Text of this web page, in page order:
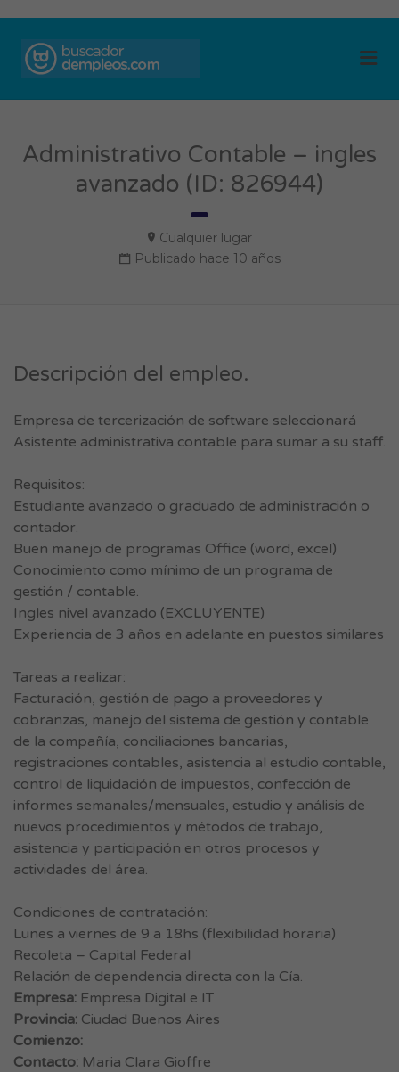
Administrativo Contable – ingles
avanzado (ID: 826944)
Cualquier lugar
Publicado hace 10 años
Descripción del empleo.
Empresa de tercerización de software seleccionará
Asistente administrativa contable para sumar a su staff.
Requisitos:
Estudiante avanzado o graduado de administración o
contador.
Buen manejo de programas Office (word, excel)
Conocimiento como mínimo de un programa de
gestión / contable.
Ingles nivel avanzado (EXCLUYENTE)
Experiencia de 3 años en adelante en puestos similares
Tareas a realizar:
Facturación, gestión de pago a proveedores y
cobranzas, manejo del sistema de gestión y contable
de la compañía, conciliaciones bancarias,
registraciones contables, asistencia al estudio contable,
control de liquidación de impuestos, confección de
informes semanales/mensuales, estudio y análisis de
nuevos procedimientos y métodos de trabajo,
asistencia y participación en otros procesos y
actividades del área.
Condiciones de contratación:
Lunes a viernes de 9 a 18hs (flexibilidad horaria)
Recoleta – Capital Federal
Relación de dependencia directa con la Cía.
Empresa: Empresa Digital e IT
Provincia: Ciudad Buenos Aires
Comienzo:
Contacto: Maria Clara Gioffre